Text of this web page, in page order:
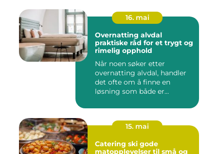
16. mai
Overnatting alvdal
praktiske råd for et trygt og
rimelig opphold
Når noen søker etter
overnatting alvdal, handler
det ofte om å finne en
løsning som både er
15. mai
Catering ski gode
matopplevelser til små og